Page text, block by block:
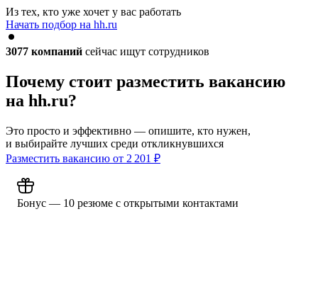
Из тех, кто уже хочет у вас работать
Начать подбор на hh.ru
3077 компаний сейчас ищут сотрудников
Почему стоит разместить вакансию
на hh.ru?
Это просто и эффективно — опишите, кто нужен,
и выбирайте лучших среди откликнувшихся
Разместить вакансию от 2 201 ₽
Бонус — 10 резюме с открытыми контактами